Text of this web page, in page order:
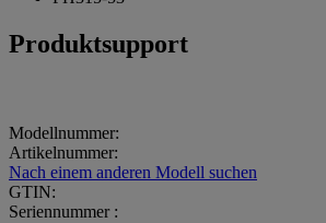
Produktsupport
Modellnummer:
Artikelnummer:
Nach einem anderen Modell suchen
GTIN:
Seriennummer :